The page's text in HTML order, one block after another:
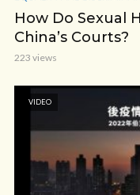
How Do Sexual
China’s Courts?
223 views
VIDEO